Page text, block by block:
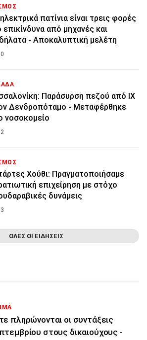
πατίνια είναι τρεις φορές
επικίνδυνα από μηχανές και
- Αποκαλυπτική μελέτη
Παράσυρση πεζού από ΙΧ
Δενδροπόταμο - Μεταφέρθηκε
νοσοκομείο
Χούθι: Πραγματοποιήσαμε
επιχείρηση με στόχο
δυνάμεις
ΟΛΕΣ ΟΙ ΕΙΔΗΣΕΙΣ
πληρώνονται οι συντάξεις
στους δικαιούχους -